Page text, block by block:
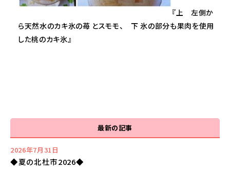
『上 左側か
ら天然水のカキ氷の苺 とスモモ、 下 氷の部分も果肉を使用
した桃のカキ氷』
最新の記事
2026年7月31日
◆夏の北杜市2026◆